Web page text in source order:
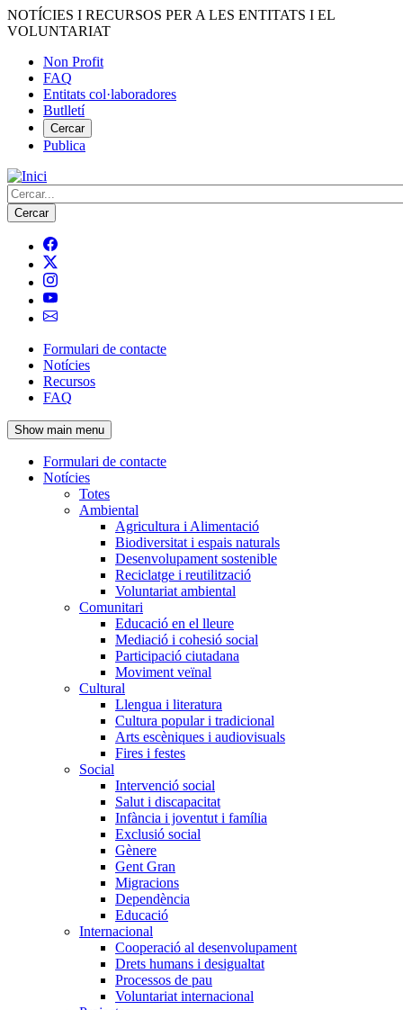
Vés
al
NOTÍCIES I RECURSOS PER A LES ENTITATS I EL
VOLUNTARIAT
Menú
del
compte
d'usuari
Non Profit
FAQ
Entitats col·laboradores
Butlletí
Cercar
Publica
Cerca
Navegació
principal
de
l'encapçalament
Formulari de contacte
Notícies
Recursos
FAQ
Show main menu
Navegació
principal
Formulari de contacte
Notícies
Totes
Ambiental
Agricultura i Alimentació
Biodiversitat i espais naturals
Desenvolupament sostenible
Reciclatge i reutilització
Voluntariat ambiental
Comunitari
Educació en el lleure
Mediació i cohesió social
Participació ciutadana
Moviment veïnal
Cultural
Llengua i literatura
Cultura popular i tradicional
Arts escèniques i audiovisuals
Fires i festes
Social
Intervenció social
Salut i discapacitat
Infància i joventut i família
Exclusió social
Gènere
Gent Gran
Migracions
Dependència
Educació
Internacional
Cooperació al desenvolupament
Drets humans i desigualtat
Processos de pau
Voluntariat internacional